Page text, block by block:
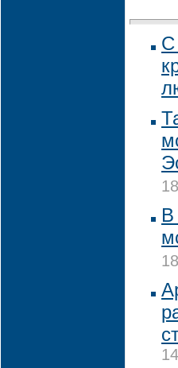
С
В